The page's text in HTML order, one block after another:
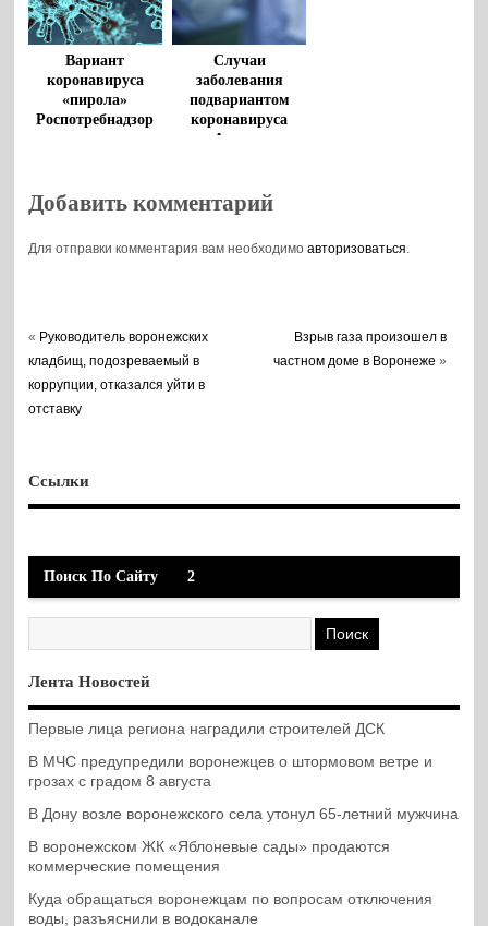
Вариант
коронавируса
«пирола»
Роспотребнадзор
Случаи
заболевания
подвариантом
коронавируса
«Арктур»
Добавить комментарий
Для отправки комментария вам необходимоавторизоваться
« Руководитель воронежских
кладбищ, подозреваемый в
коррупции, отказался уйти в
отставку
Взрыв газа произошел в
частном доме в Воронеже »
Ссылки
Поиск По Сайту 2
Лента Новостей
Первые лица региона наградили строителей ДСК
В МЧС предупредили воронежцев о штормовом ветре и
грозах с градом 8 августа
В Дону возле воронежского села утонул 65-летний мужчина
В воронежском ЖК «Яблоневые сады» продаются
коммерческие помещения
Куда обращаться воронежцам по вопросам отключения
воды, разъяснили в водоканале